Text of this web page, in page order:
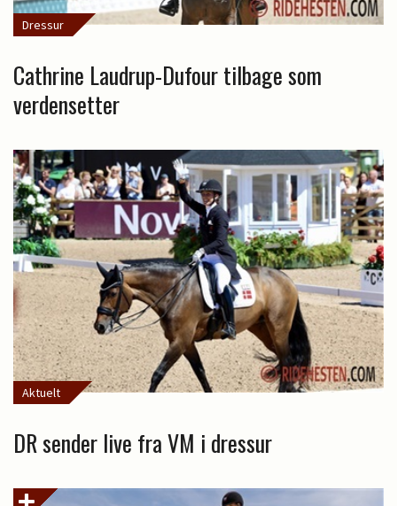
Dressur
Cathrine Laudrup-Dufour tilbage som
verdensetter
Aktuelt
DR sender live fra VM i dressur